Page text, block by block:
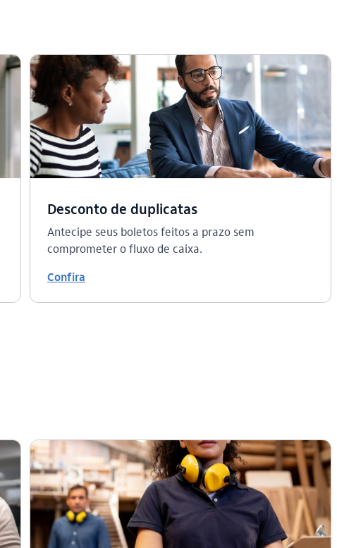
Desconto de duplicatas
Antecipe seus boletos feitos a prazo sem
comprometer o fluxo de caixa.
Confira